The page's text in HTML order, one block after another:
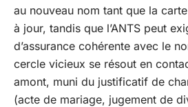
au nouveau nom tant que la
à jour, tandis que l’ANTS peut
d’assurance cohérente avec le
cercle vicieux se résout en
amont, muni du justificatif de
(acte de mariage, jugement de